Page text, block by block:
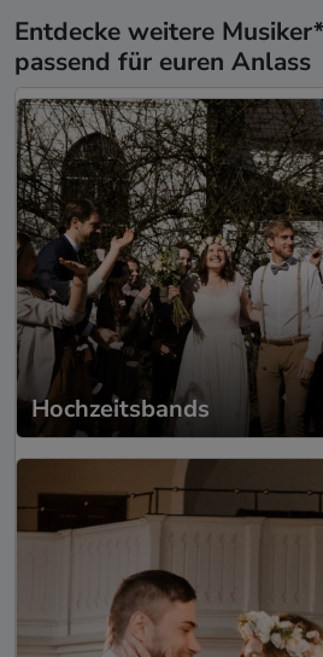
Entdecke weitere
passend für euren Anlass
Hochzeitsbands